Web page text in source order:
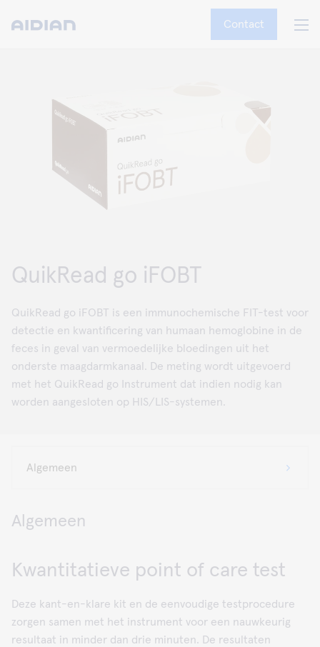
Contact
QuikRead go iFOBT
QuikRead go iFOBT is een immunochemische FIT-test voor
detectie en kwantificering van humaan hemoglobine in de
feces in geval van vermoedelijke bloedingen uit het
onderste maagdarmkanaal. De meting wordt uitgevoerd
met het QuikRead go Instrument dat indien nodig kan
worden aangesloten op HIS/LIS-systemen.
Algemeen
Kwantitatieve point of care test
Deze kant-en-klare kit en de eenvoudige testprocedure
zorgen samen met het instrument voor een nauwkeurig
resultaat in minder dan drie minuten. De resultaten